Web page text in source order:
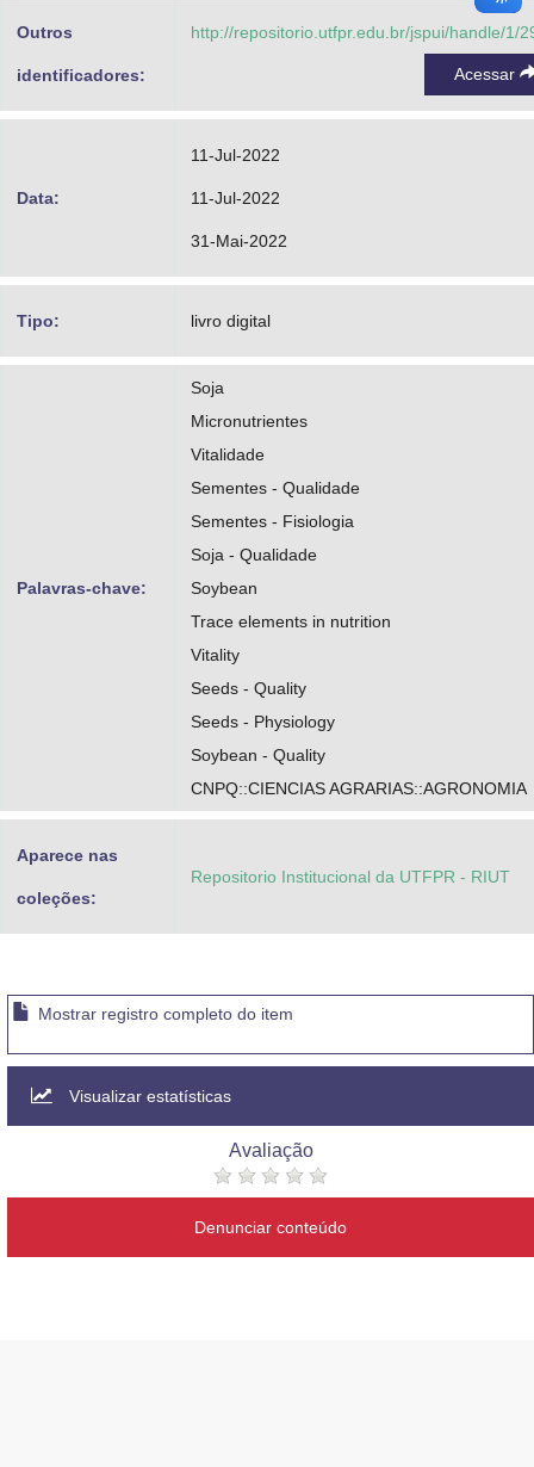
Outros
identificadores:
http://repositorio.utfpr.edu.br/jspui/handle/1/
Acessar
Data:
11-Jul-2022
11-Jul-2022
31-Mai-2022
Tipo: livro digital
Palavras-chave:
Soja
Micronutrientes
Vitalidade
Sementes - Qualidade
Sementes - Fisiologia
Soja - Qualidade
Soybean
Trace elements in nutrition
Vitality
Seeds - Quality
Seeds - Physiology
Soybean - Quality
CNPQ::CIENCIAS AGRARIAS::AGRONOMIA
Aparece nas
coleções:
Repositorio Institucional da UTFPR - RIUT
Mostrar registro completo do item
Visualizar estatísticas
Avaliação
Denunciar conteúdo